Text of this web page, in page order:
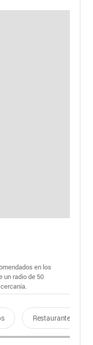
en los
un radio de 50
Restaurantes